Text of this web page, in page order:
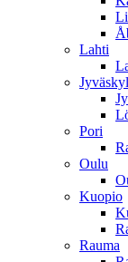
Lahti
Pori
Oulu
Kuopio
Rauma